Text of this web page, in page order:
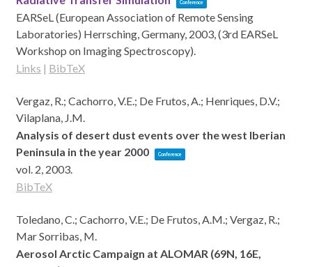
Conference
EARSeL (European Association of Remote Sensing
Laboratories) Herrsching, Germany, 2003, (3rd EARSeL
Workshop on Imaging Spectroscopy).
Links | BibTeX
Vergaz, R.; Cachorro, V.E.; De Frutos, A.; Henriques, D.V.;
Vilaplana, J.M.
Analysis of desert dust events over the west Iberian
Peninsula in the year 2000
Conference
vol. 2, 2003.
BibTeX
Toledano, C.; Cachorro, V.E.; De Frutos, A.M.; Vergaz, R.;
Mar Sorribas, M.
Aerosol Arctic Campaign at ALOMAR (69N, 16E,